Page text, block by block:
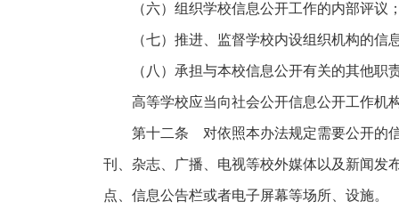
（六）组织学校信息公开工作的内部评议
（七）推进、监督学校内设组织机构的信
（八）承担与本校信息公开有关的其他职
高等学校应当向社会公开信息公开工作机构
第十二条 对依照本办法规定需要公开的信
刊、杂志、广播、电视等校外媒体以及新闻发
点、信息公告栏或者电子屏幕等场所、设施。